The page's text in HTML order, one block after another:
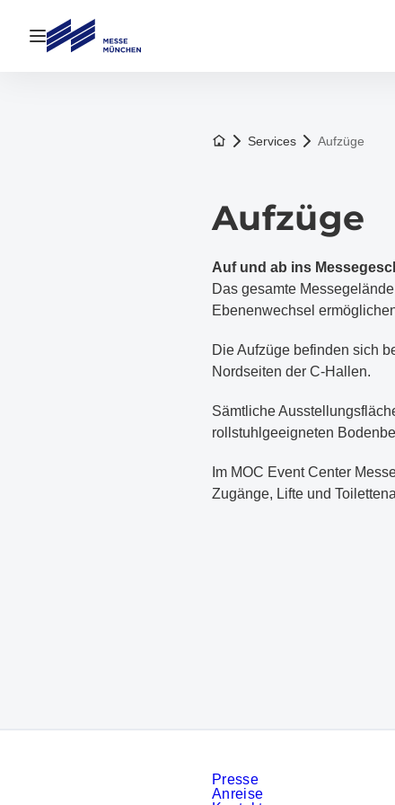
Navigation öffnen
Zur Startseite
Services Aufzüge
Aufzüge
Auf und ab ins
Das gesamte
Ebenenwechsel
Die Aufzüge befinden sich
Nordseiten der C-Hallen.
Sämtliche
rollstuhlgeeigneten
Im MOC Event Center
Zugänge, Lifte und
Presse
Anreise